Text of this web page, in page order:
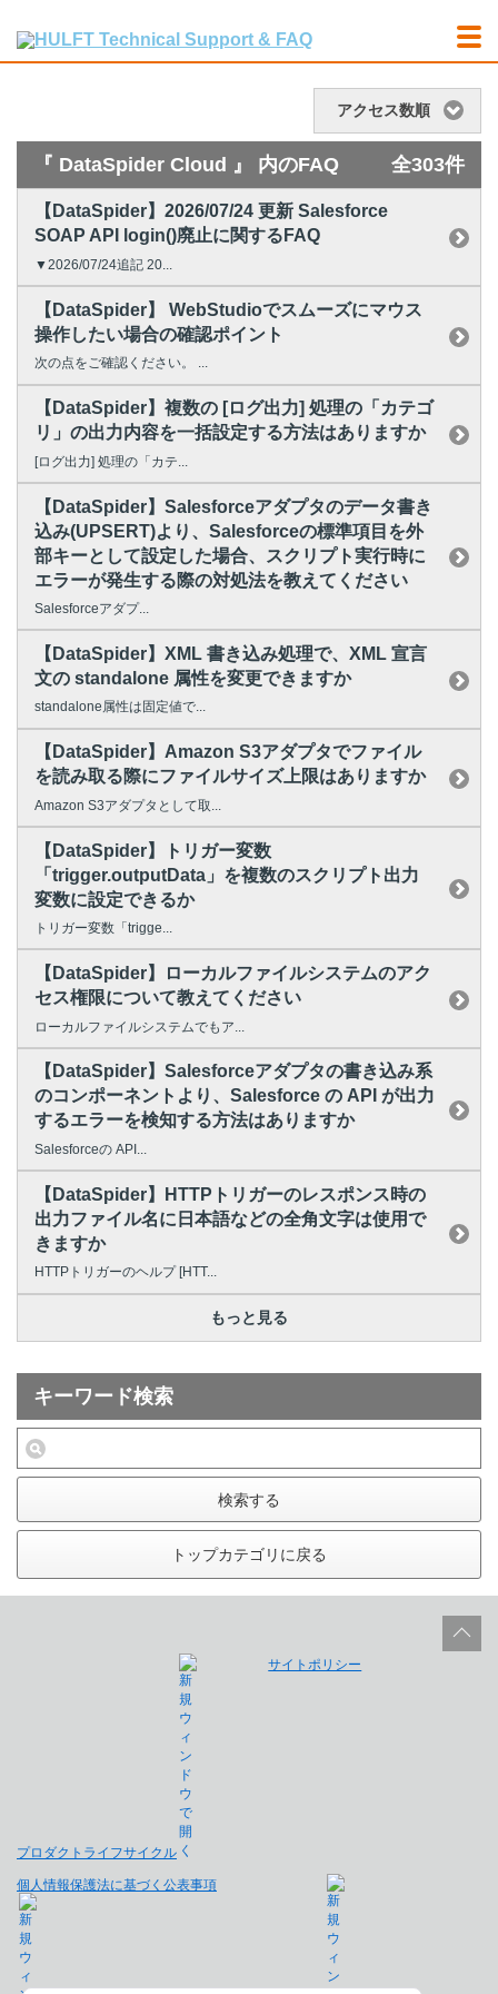
アクセス数順
『 DataSpider Cloud 』 内のFAQ 全303件
【DataSpider】2026/07/24 更新 Salesforce
SOAP API login()廃止に関するFAQ
▼2026/07/24追記 20...
【DataSpider】 WebStudioでスムーズにマウス
操作したい場合の確認ポイント
次の点をご確認ください。 ...
【DataSpider】複数の [ログ出力] 処理の「カテゴ
リ」の出力内容を一括設定する方法はありますか
[ログ出力] 処理の「カテ...
【DataSpider】Salesforceアダプタのデータ書き
込み(UPSERT)より、Salesforceの標準項目を外
部キーとして設定した場合、スクリプト実行時に
エラーが発生する際の対処法を教えてください
Salesforceアダプ...
【DataSpider】XML 書き込み処理で、XML 宣言
文の standalone 属性を変更できますか
standalone属性は固定値で...
【DataSpider】Amazon S3アダプタでファイル
を読み取る際にファイルサイズ上限はありますか
Amazon S3アダプタとして取...
【DataSpider】トリガー変数
「trigger.outputData」を複数のスクリプト出力
変数に設定できるか
トリガー変数「trigge...
【DataSpider】ローカルファイルシステムのアク
セス権限について教えてください
ローカルファイルシステムでもア...
【DataSpider】Salesforceアダプタの書き込み系
のコンポーネントより、Salesforce の API が出力
するエラーを検知する方法はありますか
Salesforceの API...
【DataSpider】HTTPトリガーのレスポンス時の
出力ファイル名に日本語などの全角文字は使用で
きますか
HTTPトリガーのヘルプ [HTT...
もっと見る
キーワード検索
検索する
トップカテゴリに戻る
プロダクトライフサイクル
サイトポリシー
個人情報保護法に基づく公表事項